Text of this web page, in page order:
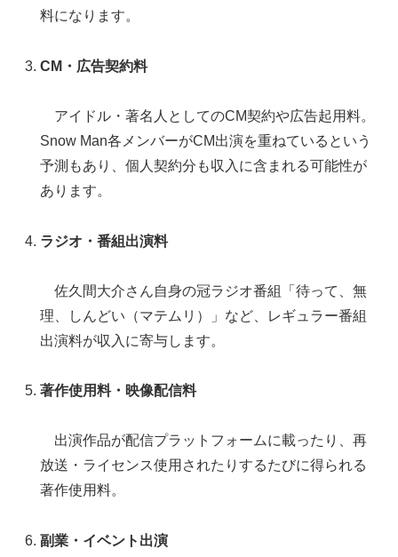
料になります。
CM・広告契約料
アイドル・著名人としてのCM契約や広告起用料。
Snow Man各メンバーがCM出演を重ねているという
予測もあり、個人契約分も収入に含まれる可能性が
あります。
ラジオ・番組出演料
佐久間大介さん自身の冠ラジオ番組「待って、無
理、しんどい（マテムリ）」など、レギュラー番組
出演料が収入に寄与します。
著作使用料・映像配信料
出演作品が配信プラットフォームに載ったり、再
放送・ライセンス使用されたりするたびに得られる
著作使用料。
副業・イベント出演